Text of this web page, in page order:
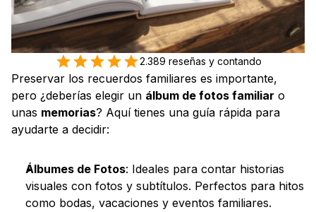
2.389 reseñas y contando
Preservar los recuerdos familiares es importante,
pero ¿deberías elegir un álbum de fotos familiar o
unas memorias? Aquí tienes una guía rápida para
ayudarte a decidir:
Álbumes de Fotos: Ideales para contar historias
visuales con fotos y subtítulos. Perfectos para hitos
como bodas, vacaciones y eventos familiares.